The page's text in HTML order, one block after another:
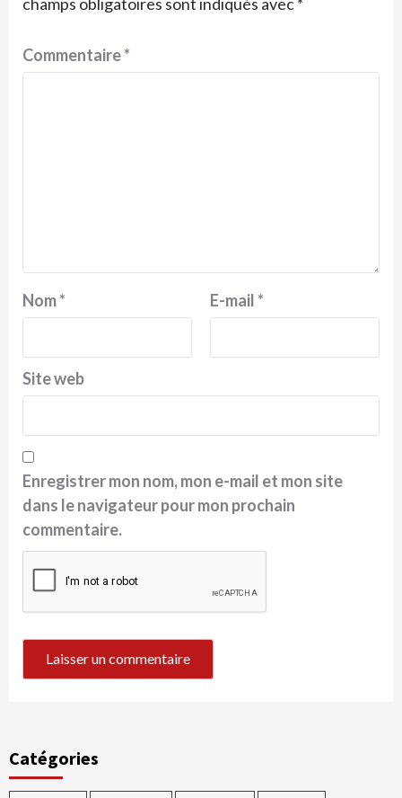
Commentaire*
Nom* E-mail*
Site web
Enregistrer mon nom, mon e-mail et mon site
dans le navigateur pour mon prochain
commentaire.
Catégories